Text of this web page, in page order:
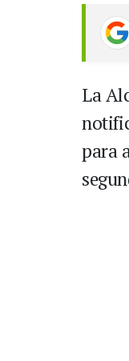
La
para